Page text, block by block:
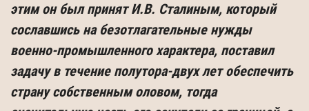
этим он был принят И.В. Сталиным, который
сославшись на безотлагательные нужды
военно-промышленного характера, поставил
задачу в течение полутора-двух лет обеспечить
страну собственным оловом, тогда